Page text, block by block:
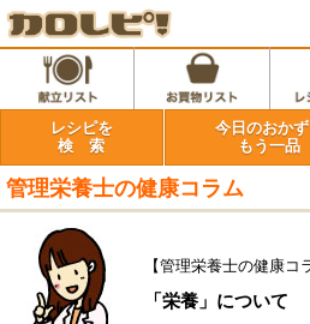
レシピを
検 索
今日のおか
もう一品
管理栄養士の健康コラム
【管理栄養士の健康コ
「栄養」について